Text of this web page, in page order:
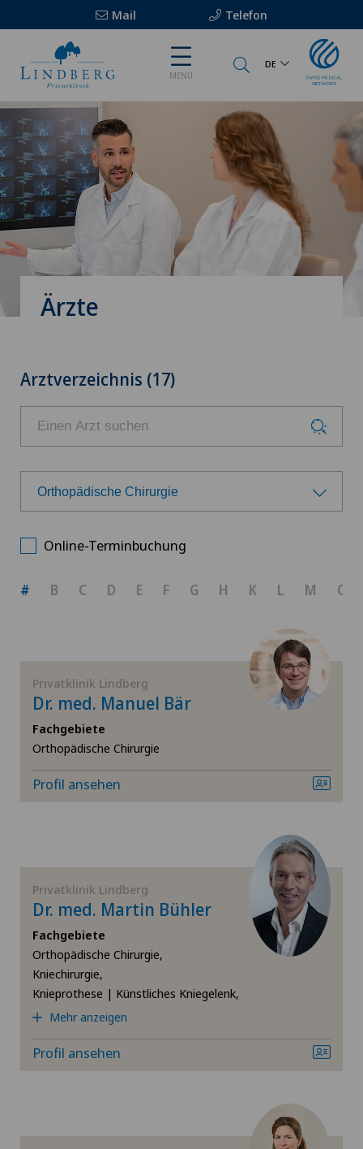
Mail Telefon
MENU
DE
Ärzte
Arztverzeichnis (17)
Orthopädische Chirurgie
Arthrose
Ästhetische Medizin
Bandscheibenprothese | Künstliche Bandscheibe
Bandscheibenvorfall Lendenwirbelsäule (LWS)
Diabetologie
Ellbogenchirurgie
Endokrinologie
Frozen Shoulder
Online-Terminbuchung
# B C D E F G H K L M O
Privatklinik Lindberg
Dr. med. Manuel Bär
Fachgebiete
Orthopädische Chirurgie
Profil ansehen
Privatklinik Lindberg
Dr. med. Martin Bühler
Fachgebiete
Orthopädische Chirurgie,
Kniechirurgie,
Knieprothese | Künstliches Kniegelenk,
Mehr anzeigen
Profil ansehen